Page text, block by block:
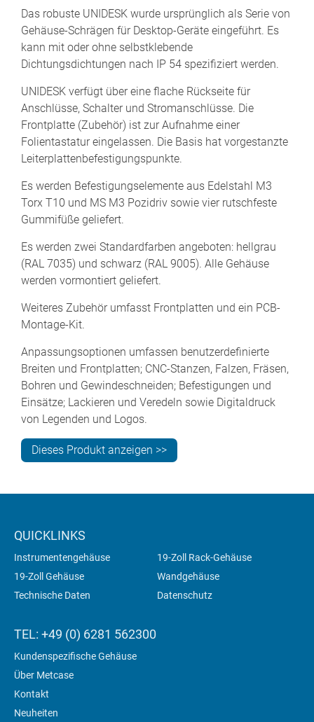
Das robuste UNIDESK wurde ursprünglich als Serie von
Gehäuse-Schrägen für Desktop-Geräte eingeführt. Es
kann mit oder ohne selbstklebende
Dichtungsdichtungen nach IP 54 spezifiziert werden.
UNIDESK verfügt über eine flache Rückseite für
Anschlüsse, Schalter und Stromanschlüsse. Die
Frontplatte (Zubehör) ist zur Aufnahme einer
Folientastatur eingelassen. Die Basis hat vorgestanzte
Leiterplattenbefestigungspunkte.
Es werden Befestigungselemente aus Edelstahl M3
Torx T10 und MS M3 Pozidriv sowie vier rutschfeste
Gummifüße geliefert.
Es werden zwei Standardfarben angeboten: hellgrau
(RAL 7035) und schwarz (RAL 9005). Alle Gehäuse
werden vormontiert geliefert.
Weiteres Zubehör umfasst Frontplatten und ein PCB-
Montage-Kit.
Anpassungsoptionen umfassen benutzerdefinierte
Breiten und Frontplatten; CNC-Stanzen, Falzen, Fräsen,
Bohren und Gewindeschneiden; Befestigungen und
Einsätze; Lackieren und Veredeln sowie Digitaldruck
von Legenden und Logos.
Dieses Produkt anzeigen >>
QUICKLINKS
Instrumentengehäuse
19-Zoll Rack-Gehäuse
19-Zoll Gehäuse
Wandgehäuse
Technische Daten
Datenschutz
TEL: +49 (0) 6281 562300
Kundenspezifische Gehäuse
Über Metcase
Kontakt
Neuheiten